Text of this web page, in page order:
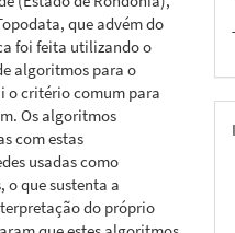
que advém do
foi feita utilizando o
algoritmos para o
o critério comum para
Os algoritmos
com estas
usadas como
o que sustenta a
do próprio